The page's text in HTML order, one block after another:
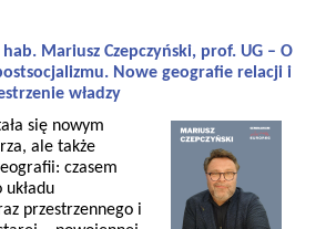
Mariusz Czepczyński, prof. UG – O
Nowe geografie relacji i
władzy
się nowym
ale także
czasem
przestrzennego i